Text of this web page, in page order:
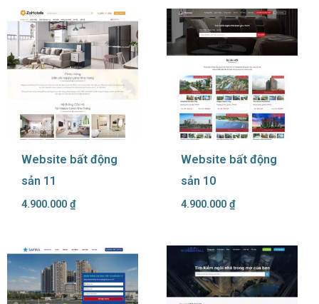
Website bất động
sản 11
4.900.000 ₫
Website bất động
sản 10
4.900.000 ₫